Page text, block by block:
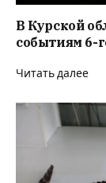
В Курской
событиям 6-
Читать далее